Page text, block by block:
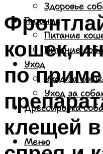
Здоровье
Питание
Питание
Питание
Уход
Уход за
Уход за
Дрессировка
Меню
кошек,
по
клещей